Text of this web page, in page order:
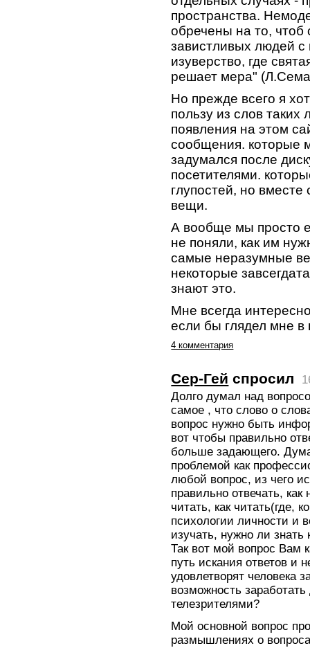
пространства.
обречены на то, чтоб
завистливых людей
изуверство, где
решает мера"
Но прежде всего я
пользу из слов
появления на этом
сообщения. которые
задумался после
посетителями.
глупостей, но
вещи.
А вообще мы просто
не поняли, как им
самые неразумные
некоторые
знают это.
Мне всегда
если бы глядел мне в
4 комментария
Сер-Гей спросил
Долго думал над
самое , что слово о
вопрос нужно быть
вот чтобы правильно
больше задающего.
проблемой как
любой вопрос, из чего
правильно отвечать,
читать, как читать(где,
психологии личности и
изучать, нужно ли знать
Так вот мой вопрос Вам
путь искания ответов и
удовлетворят человека
возможность
телезрителями?
Мой основной вопрос
размышлениях о